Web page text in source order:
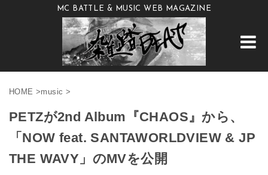
MC BATTLE & MUSIC WEB MAGAZINE
HOME >music >
PETZが2nd Album『CHAOS』から、
「NOW feat. SANTAWORLDVIEW & JP
THE WAVY」のMVを公開